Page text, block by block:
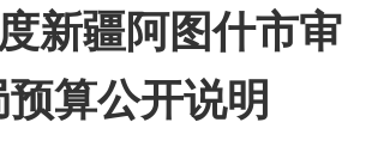
新疆阿图什市审
算公开说明